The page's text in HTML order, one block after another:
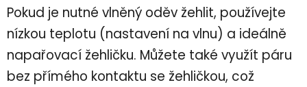
Pokud je nutné vlněný oděv žehlit, používejte
nízkou teplotu (nastavení na vlnu) a ideálně
napařovací žehličku. Můžete také využít páru
bez přímého kontaktu se žehličkou, což